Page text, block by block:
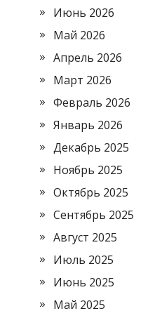
Июнь 2026
Май 2026
Апрель 2026
Март 2026
Февраль 2026
Январь 2026
Декабрь 2025
Ноябрь 2025
Октябрь 2025
Сентябрь 2025
Август 2025
Июль 2025
Июнь 2025
Май 2025